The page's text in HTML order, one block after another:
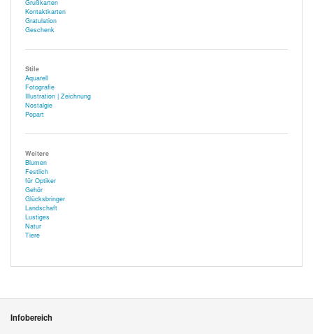
Grußkarten
Kontaktkarten
Gratulation
Geschenk
Stile
Aquarell
Fotografie
Illustration | Zeichnung
Nostalgie
Popart
Weitere
Blumen
Festlich
für Optiker
Gehör
Glücksbringer
Landschaft
Lustiges
Natur
Tiere
Infobereich